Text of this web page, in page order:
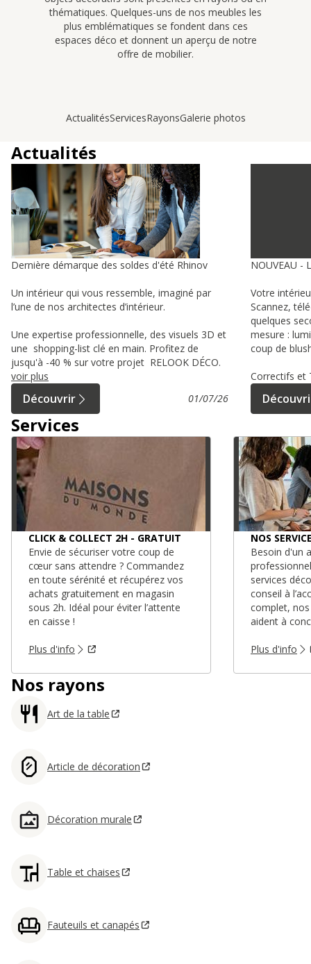
thématiques. Quelques-uns de nos meubles les
plus emblématiques se fondent dans ces
espaces déco et donnent un aperçu de notre
offre de mobilier.
ActualitésServicesRayonsGalerie photos
Actualités
Dernière démarque des soldes d'été Rhinov
Un intérieur qui vous ressemble, imaginé par
l’une de nos architectes d’intérieur.
Une expertise professionnelle, des visuels 3D et
une shopping-list clé en main. Profitez de
jusqu'à -40 % sur votre projet RELOOK DÉCO.
voir plus
Découvrir 01/07/26
NOUVEAU -
Votre
Scannez,
quelques
mesure :
coup de
Correctifs et
Services
CLICK & COLLECT 2H - GRATUIT
Envie de sécuriser votre coup de
cœur sans attendre ? Commandez
en toute sérénité et récupérez vos
achats gratuitement en magasin
sous 2h. Idéal pour éviter l’attente
en caisse !
Plus d'info
NOS
Besoin d'un
services
conseil à
complet,
aident à
Plus d'info
Nos rayons
Art de la table
Article de décoration
Décoration murale
Table et chaises
Fauteuils et canapés